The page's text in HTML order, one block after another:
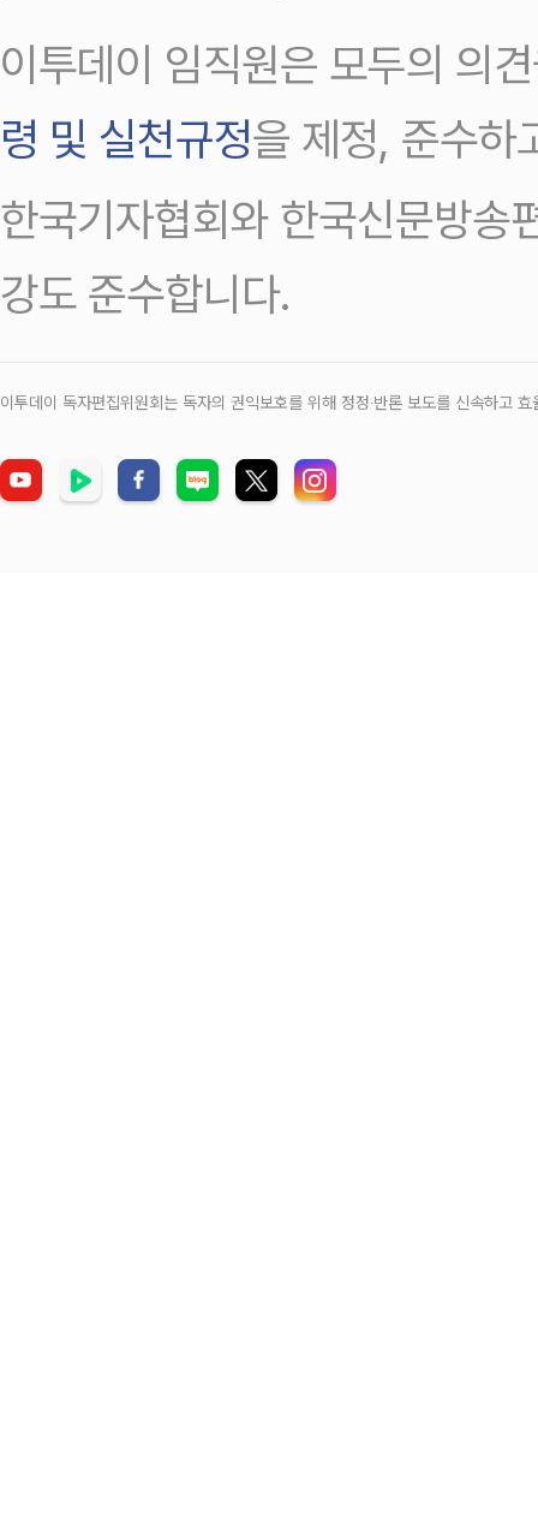
이투데이 임직원은 모두의 의
령 및 실천규정을 제정, 준수하
한국기자협회와 한국신문방송
강도 준수합니다.
이투데이 독자편집위원회는 독자의 권익보호를 위해 정정‧반론 보도를 신속하고